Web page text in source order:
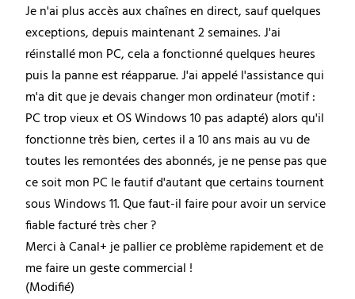
Je n'ai plus accès aux chaînes en direct, sauf quelques
exceptions, depuis maintenant 2 semaines. J'ai
réinstallé mon PC, cela a fonctionné quelques heures
puis la panne est réapparue. J'ai appelé l'assistance qui
m'a dit que je devais changer mon ordinateur (motif :
PC trop vieux et OS Windows 10 pas adapté) alors qu'il
fonctionne très bien, certes il a 10 ans mais au vu de
toutes les remontées des abonnés, je ne pense pas que
ce soit mon PC le fautif d'autant que certains tournent
sous Windows 11. Que faut-il faire pour avoir un service
fiable facturé très cher ?
Merci à Canal+ je pallier ce problème rapidement et de
me faire un geste commercial !
(Modifié)